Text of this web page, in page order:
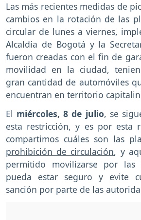
Las más recientes medidas de
cambios en la rotación de las
circular de lunes a viernes,
Alcaldía de Bogotá y la
fueron creadas con el fin de
movilidad en la ciudad,
gran cantidad de automóviles
encuentran en territorio
El miércoles, 8 de julio, se
esta restricción, y es por esta
compartimos cuáles son las
prohibición de circulación, y
permitido movilizarse por las
pueda estar seguro y evite
sanción por parte de las